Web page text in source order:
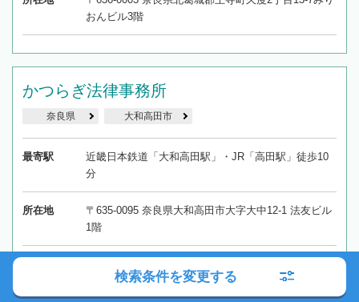
おんビル3階
かつらぎ法律事務所
奈良県 大和高田市
最寄駅
近畿日本鉄道「大和高田駅」・JR「高田駅」徒歩10
分
所在地
〒635-0095 奈良県大和高田市大字大中12-1 法友ビル
1階
全16件中1~16件を表示
検索条件を変更する